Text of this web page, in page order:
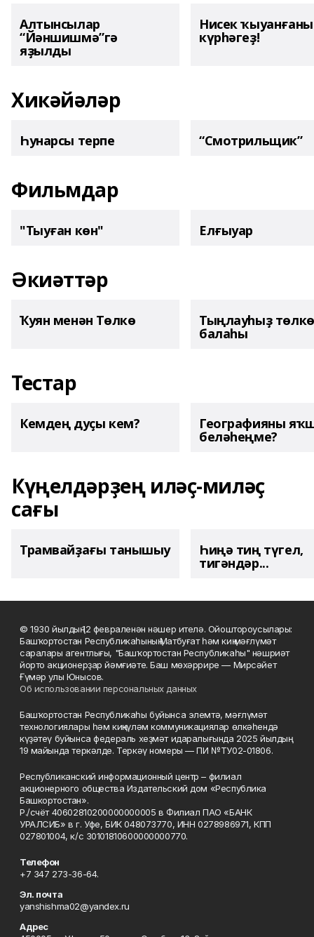
Алтынсылар
“Йәншишмә”гә
яҙылды
Нисек
күрһәгеҙ!
Хикәйәләр
Һунарсы терпе “Смотрильщик”
Фильмдар
"Тыуған көн" Елғыуар
Әкиәттәр
Ҡуян менән Төлкө Тыңлауһыҙ төлкө
балаһы
Тестар
Кемдең дуҫы кем? Географияны
беләһеңме?
Күңелдәрҙең иләҫ-миләҫ
сағы
Трамвайҙағы танышыу Һиңә тиң түгел,
тигәндәр...
© 1930 йылдың 12 февраленән нәшер ителә. Ойоштороусылары:
Башҡортостан Республикаһының Матбуғат һәм киң мәғлүмәт
саралары агентлығы, "Башҡортостан Республикаһы" нәшриәт
йорто акционерҙар йәмғиәте. Баш мөхәррире — Мирсәйет
Ғүмәр улы Юнысов.
Об использовании персональных данных
Башҡортостан Республикаһы буйынса элемтә, мәғлүмәт
технологиялары һәм киңкүләм коммуникациялар өлкәһендә
күҙәтеү буйынса федераль хеҙмәт идаралығында 2025 йылдың
19 майында теркәлде. Теркәү номеры — ПИ №ТУ02-01806.
Республиканский информационный центр – филиал
акционерного общества Издательский дом «Республика
Башкортостан».
Р./счёт 40602810200000000005 в Филиал ПАО «БАНК
УРАЛСИБ» в г. Уфе, БИК 048073770, ИНН 0278986971, КПП
027801004, к/с 30101810600000000770.
Телефон
+7 347 273-36-64.
Эл. почта
yanshishma02@yandex.ru
Адрес